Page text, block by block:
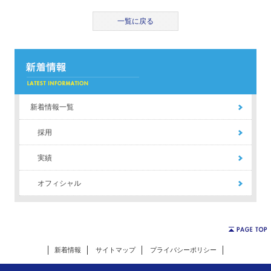
一覧に戻る
新着情報一覧
採用
実績
オフィシャル
新着情報 サイトマップ プライバシーポリシー